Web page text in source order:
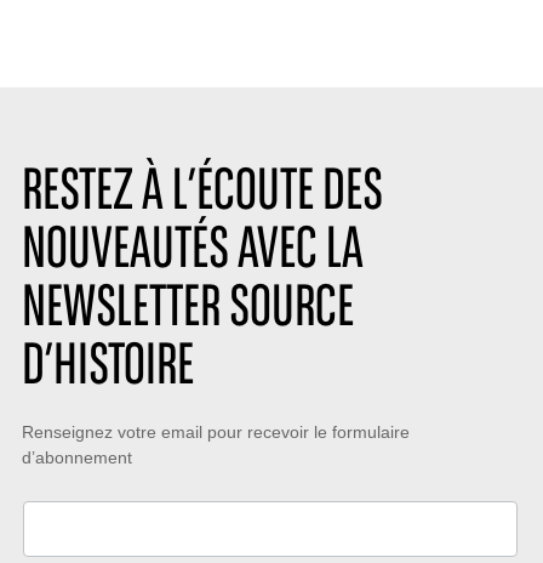
RESTEZ À L’ÉCOUTE DES
NOUVEAUTÉS AVEC LA
NEWSLETTER SOURCE
D’HISTOIRE
Restez
à
l’écoute
Renseignez votre email pour recevoir le formulaire
d’abonnement